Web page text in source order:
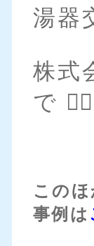
湯器
株式
で 💁‍♀️
この
事例は